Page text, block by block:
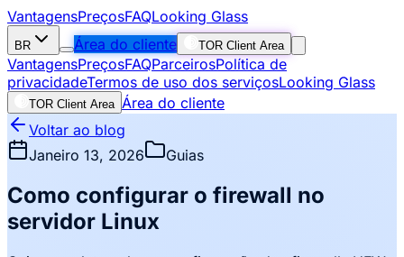
VantagensPreçosFAQLooking Glass
BR Área do cliente TOR Client Area
VantagensPreçosFAQParceirosPolítica de
privacidadeTermos de uso dos serviçosLooking Glass
TOR Client Area Área do cliente
Voltar ao blog
Janeiro 13, 2026
Guias
Como configurar o firewall no
servidor Linux